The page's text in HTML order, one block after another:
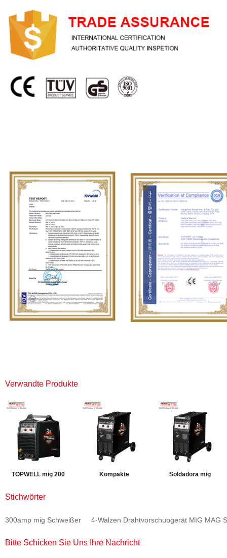
Verwandte Produkte
TOPWELL mig 200 Kompakte
PROMIG-250SYN
Soldadora mig
Stichwörter
300amp mig Schweißer 4-Walzen Drahtvorschubgerät MIG MAG
Bitte Schicken Sie Uns Ihre Nachricht